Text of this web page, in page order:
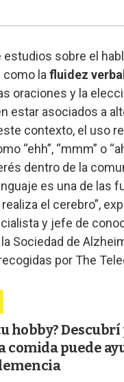
estudios sobre el
como lafluidez verbal
oraciones y la
estar asociados a
contexto, el uso
“ehh”, “mmm” o
dentro de la
es una de las
el cerebro”,
y jefe de
Sociedad de
por The
hobby?
comida puede